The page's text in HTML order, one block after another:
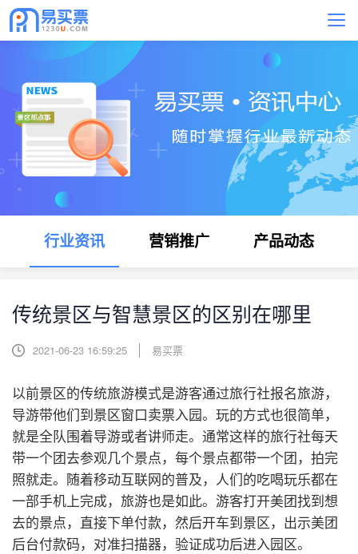
行业资讯 营销推广 产品动态
传统景区与智慧景区的区别在哪里
2021-06-23 16:59:25 易买票
以前景区的传统旅游模式是游客通过旅行社报名旅游，
导游带他们到景区窗口卖票入园。玩的方式也很简单，
就是全队围着导游或者讲师走。通常这样的旅行社每天
带一个团去参观几个景点，每个景点都带一个团，拍完
照就走。随着移动互联网的普及，人们的吃喝玩乐都在
一部手机上完成，旅游也是如此。游客打开美团找到想
去的景点，直接下单付款，然后开车到景区，出示美团
后台付款码，对准扫描器，验证成功后进入园区。